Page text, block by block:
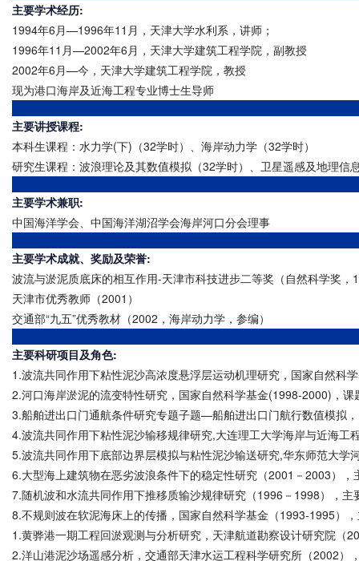
主要学术经历:
1994年6月—1996年11月，天津大学水利系，讲师；
1996年11月—2002年6月，天津大学建筑工程学院，副教授
2002年6月—今，天津大学建筑工程学院，教授
现为港口海岸及近海工程专业博士生导师
主要讲授课程:
本科生课程：水力学(下)（32学时）、海岸动力学（32学时）
研究生课程：波浪理论及其数值模拟（32学时）、卫星遥感及地理信
主要学术兼职:
中国海洋学会、中国海洋湖沼学会海岸河口分会理事
主要学术成就、奖励及荣誉:
波流与淤泥质底床的相互作用-天津市科技进步二等奖（自然科学奖，
天津市优秀教师（2001）
交通部“九五”优秀教材（2002，海岸动力学，参编）
主要科研项目及角色:
1.波流共同作用下粘性泥沙高浓度悬浮层运动机理研究，国家自然科
2.河口海岸淤泥的流变特性研究，国家自然科学基金(1998-2000)，课
3.船舶进出口门通航条件研究专题子题—船舶进出口门航行数值模拟
4.波流共同作用下粘性泥沙输移规律研究,大连理工大学海岸与近海
5.波流共同作用下底部边界层模拟与粘性泥沙输送研究,华东师范大
6.大型海上建筑物在恶劣波浪条件下的稳定性研究（2001－2003），
7.随机波和水流共同作用下推移质输沙规律研究（1996－1998），主
8.不规则波在软泥海床上的传播，国家自然科学基金（1993-1995）
1.黄骅港一期工程回淤观测与分析研究，天津航道勘察设计研究院（
2.洋山港泥沙场遥感分析，交通部天津水运工程科学研究所（2002）